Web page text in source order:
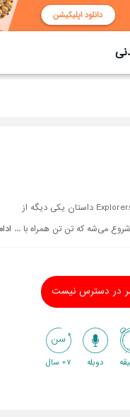
انیمیشن روی ماه قدم گذاشتیم Explorers on the Moon داستان یکی دیگه از
می‌شه که تن تن همراه با ...
در دسترس نیست
دوبله 7+ سال